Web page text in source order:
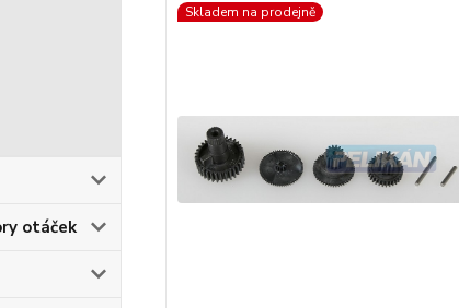
otáček
Skladem na prodejně